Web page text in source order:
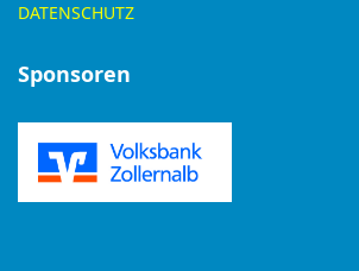
DATENSCHUTZ
Sponsoren